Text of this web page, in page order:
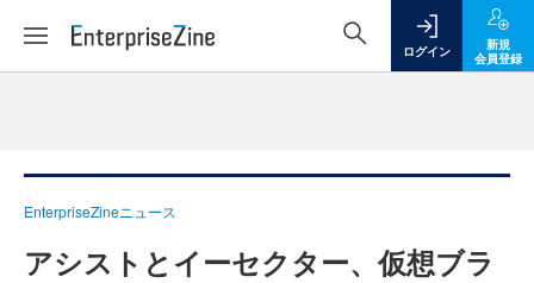
ログイン
新規
会員登録
EnterpriseZineニュース
アシストとイーセクター、仮想ブラ